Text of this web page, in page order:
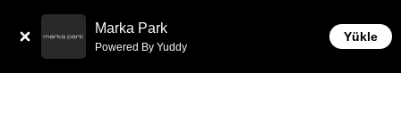
Marka Park
Powered By Yuddy
Yükle